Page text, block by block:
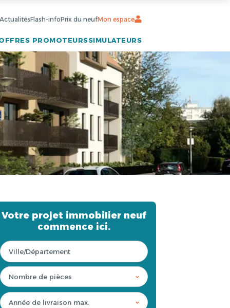
ActualitésFlash-infoPrix du neufMon espace
PROMOTEURSSIMULATEURS
Votre projet immobilier neuf
commence ici.